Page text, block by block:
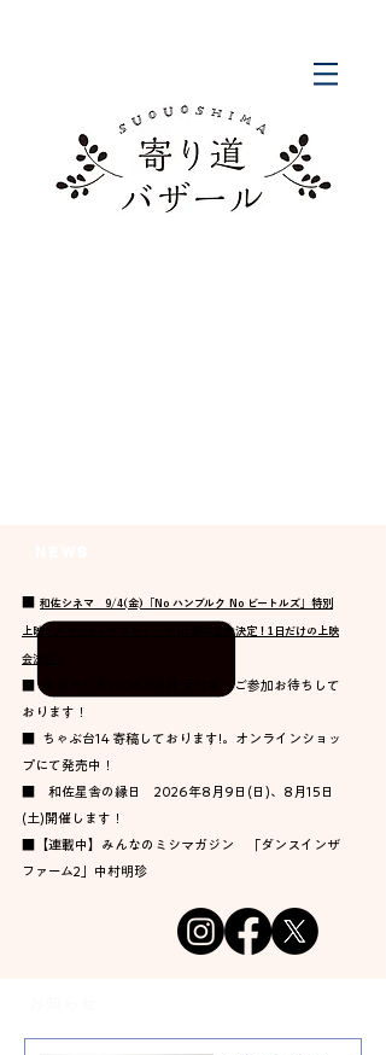
和佐シネマ 9/4(金)「No ハンブルク No ビートルズ」特別
上映＋スペシャルゲストトーク in 和佐星舎決定！1日だけの上映
会決定！
■ 生命ラジオ2026年8月 受付中！ご参加お待ちして
おります！
ちゃぶ台14 寄稿しております!。 オンラインショッ
プにて発売中！
■ 和佐星舎の縁日 2026年8月9日(日)、8月15日
(土)開催します！
■【連載中】みんなのミシマガジン 「ダンスインザ
ファーム2」中村明珍